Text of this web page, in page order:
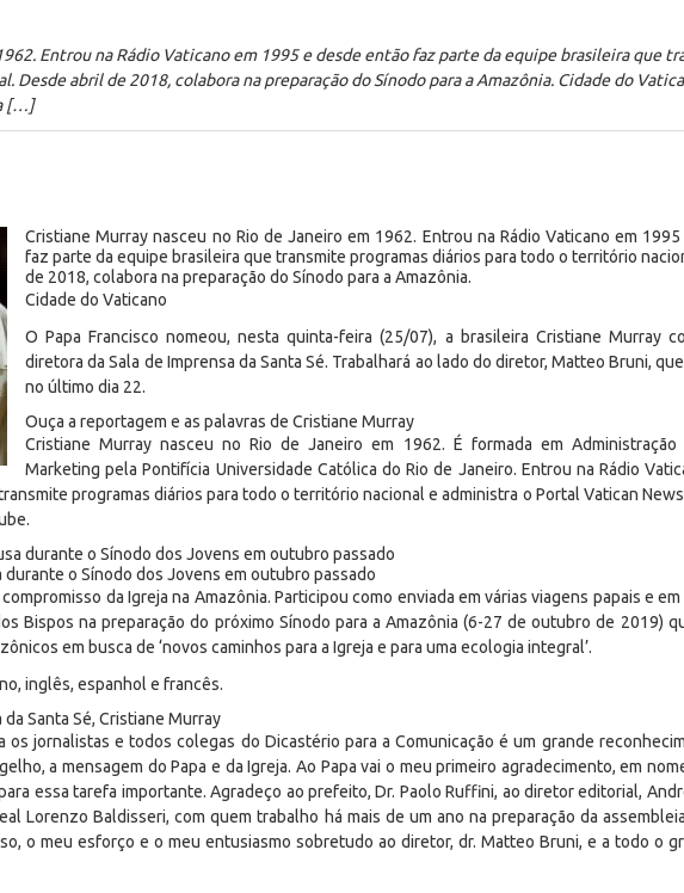
Entrou na Rádio Vaticano em 1995 e desde então faz parte da equipe brasileira que
abril de 2018, colabora na preparação do Sínodo para a Amazônia. Cidade do
[…]
Cristiane Murray nasceu no Rio de Janeiro em 1962. Entrou na Rádio Vaticano em
faz parte da equipe brasileira que transmite programas diários para todo o território
de 2018, colabora na preparação do Sínodo para a Amazônia.
Cidade do Vaticano
O Papa Francisco nomeou, nesta quinta-feira (25/07), a brasileira Cristiane Murray
diretora da Sala de Imprensa da Santa Sé. Trabalhará ao lado do diretor, Matteo Bruni,
no último dia 22.
Ouça a reportagem e as palavras de Cristiane Murray
Cristiane Murray nasceu no Rio de Janeiro em 1962. É formada em Administração
Marketing pela Pontifícia Universidade Católica do Rio de Janeiro. Entrou na Rádio
programas diários para todo o território nacional e administra o Portal Vatican
o Sínodo dos Jovens em outubro passado
da Igreja na Amazônia. Participou como enviada em várias viagens papais e
Bispos na preparação do próximo Sínodo para a Amazônia (6-27 de outubro de 2019)
em busca de ‘novos caminhos para a Igreja e para uma ecologia integral’.
inglês, espanhol e francês.
Santa Sé, Cristiane Murray
os jornalistas e todos colegas do Dicastério para a Comunicação é um grande
a mensagem do Papa e da Igreja. Ao Papa vai o meu primeiro agradecimento, em
essa tarefa importante. Agradeço ao prefeito, Dr. Paolo Ruffini, ao diretor editorial,
Lorenzo Baldisseri, com quem trabalho há mais de um ano na preparação da
o meu esforço e o meu entusiasmo sobretudo ao diretor, dr. Matteo Bruni, e a todo o